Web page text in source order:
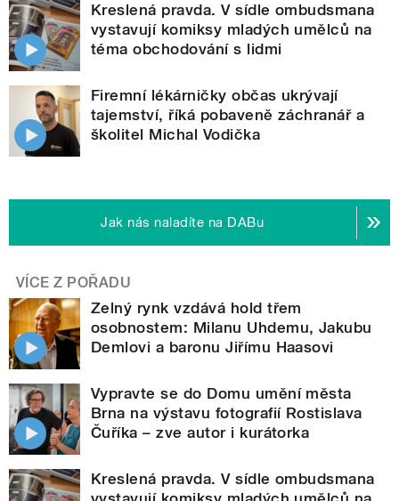
Kreslená pravda. V sídle ombudsmana
vystavují komiksy mladých umělců na
téma obchodování s lidmi
Firemní lékárničky občas ukrývají
tajemství, říká pobaveně záchranář a
školitel Michal Vodička
Jak nás naladíte na DABu
VÍCE Z POŘADU
Zelný rynk vzdává hold třem
osobnostem: Milanu Uhdemu, Jakubu
Demlovi a baronu Jiřímu Haasovi
Vypravte se do Domu umění města
Brna na výstavu fotografií Rostislava
Čuříka – zve autor i kurátorka
Kreslená pravda. V sídle ombudsmana